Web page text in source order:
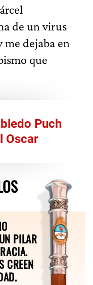
de un virus
me dejaba en
que
Puch
Oscar
PILAR
CREEN